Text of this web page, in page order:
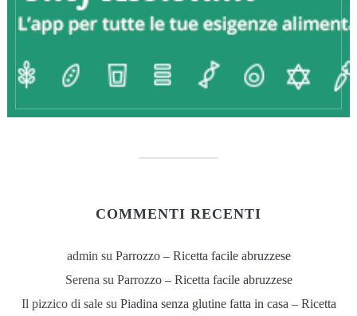
COMMENTI RECENTI
admin su Parrozzo – Ricetta facile abruzzese
Serena su Parrozzo – Ricetta facile abruzzese
Il pizzico di salesu Piadina senza glutine fatta in casa – Ricetta